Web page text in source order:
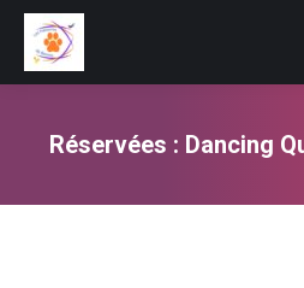
Réservées : Dancing